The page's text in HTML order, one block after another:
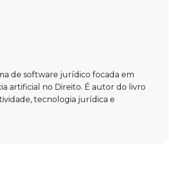
de software jurídico focada em
artificial no Direito. É autor do livro
tecnologia jurídica e